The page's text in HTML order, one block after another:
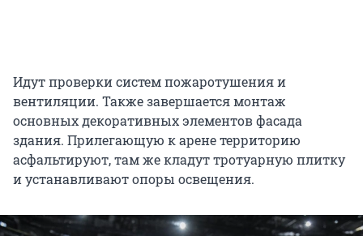
Идут проверки систем пожаротушения и
вентиляции. Также завершается монтаж
основных декоративных элементов фасада
здания. Прилегающую к арене территорию
асфальтируют, там же кладут тротуарную плитку
и устанавливают опоры освещения.